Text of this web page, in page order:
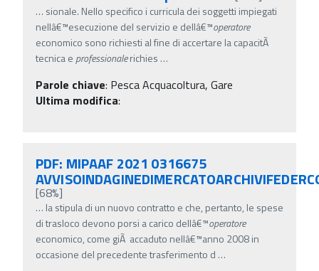
… sionale. Nello specifico i curricula dei soggetti impiegati
nellâ€™esecuzione del servizio e dellâ€™operatore
economico sono richiesti al fine di accertare la capacitÃ
tecnica e professionalerichies …
Parole chiave: Pesca Acquacoltura, Gare
Ultima modifica:
PDF: MIPAAF 2021 0316675
[68%]
… la stipula di un nuovo contratto e che, pertanto, le spese
di trasloco devono porsi a carico dellâ€™operatore
economico, come giÃ accaduto nellâ€™anno 2008 in
occasione del precedente trasferimento d …